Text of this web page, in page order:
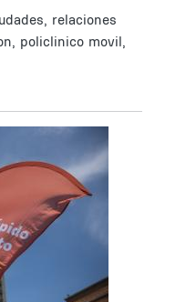
relaciones
policlinico movil,